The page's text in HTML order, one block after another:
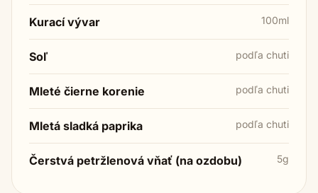
Kurací vývar 100ml
Soľ podľa chuti
Mleté čierne korenie podľa chuti
Mletá sladká paprika podľa chuti
Čerstvá petržlenová vňať (na ozdobu) 5g